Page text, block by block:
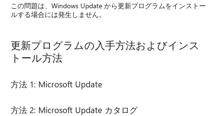
この問題は、Windows Update から更新プログラムをインストー
ルする場合には発生しません。
更新プログラムの入手方法およびインス
トール方法
方法 1: Microsoft Update
方法 2: Microsoft Update カタログ